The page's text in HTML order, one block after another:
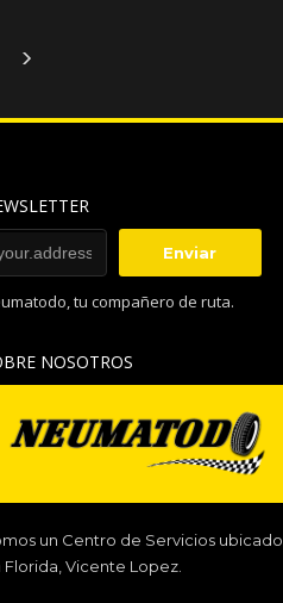
tu compañero de ruta.
NOSOTROS
un Centro de Servicios ubicado
Florida, Vicente Lopez.